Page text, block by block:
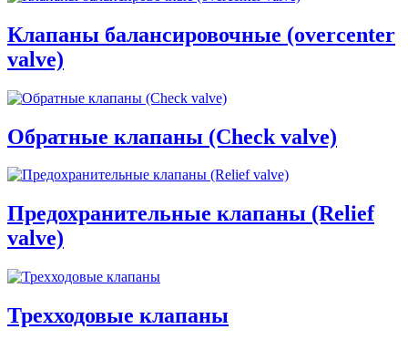
Клапаны балансировочные (overcenter
valve)
Обратные клапаны (Check valve)
Предохранительные клапаны (Relief
valve)
Трехходовые клапаны